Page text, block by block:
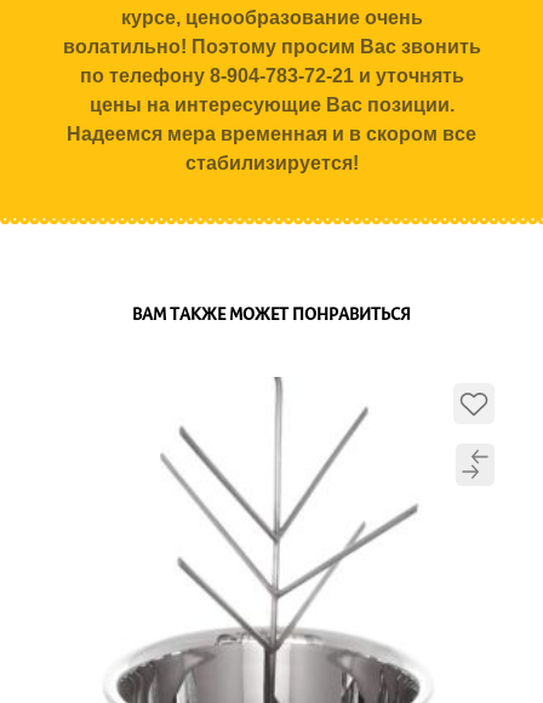
курсе, ценообразование очень
волатильно! Поэтому просим Вас звонить
по телефону 8-904-783-72-21 и уточнять
цены на интересующие Вас позиции.
Надеемся мера временная и в скором все
стабилизируется!
ВАМ ТАКЖЕ МОЖЕТ ПОНРАВИТЬСЯ